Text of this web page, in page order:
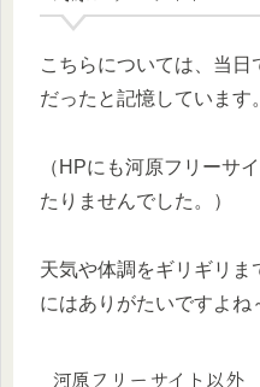
こちらについては、当
だったと記憶しています。
（HPにも河原フリーサ
たりませんでした。）
天気や体調をギリギリ
にはありがたいですよね
河原フリーサイト以外